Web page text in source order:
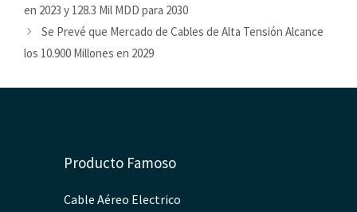
en 2023 y 128.3 Mil MDD para 2030
Se Prevé que Mercado de Cables de Alta Tensión Alcance
los 10.900 Millones en 2029
Producto Famoso
Cable Aéreo Electrico